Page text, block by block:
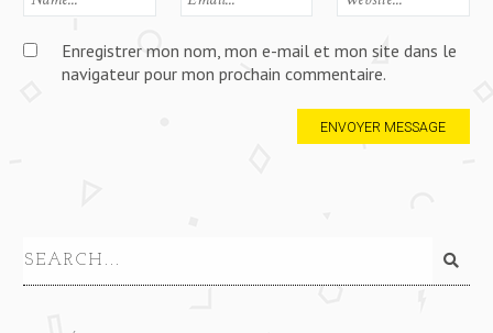
Enregistrer mon nom, mon e-mail et mon site dans le
navigateur pour mon prochain commentaire.